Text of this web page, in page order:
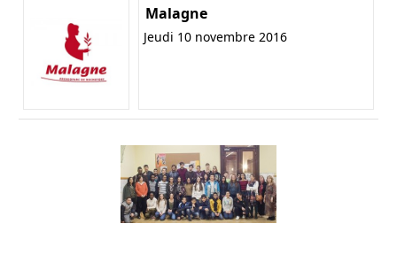
Malagne
Jeudi 10 novembre 2016